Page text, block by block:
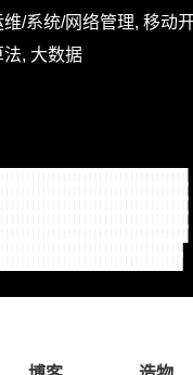
/系统/网络管理, 移动
, 大数据